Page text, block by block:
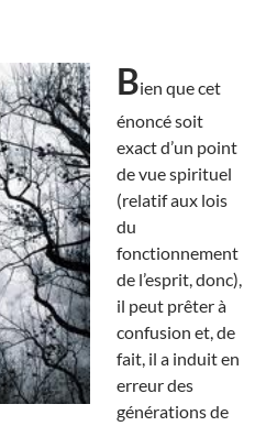
Bien que cet
énoncé soit
exact d’un point
de vue spirituel
(relatif aux lois
du
fonctionnement
de l’esprit, donc),
il peut prêter à
confusion et, de
fait, il a induit en
erreur des
générations de